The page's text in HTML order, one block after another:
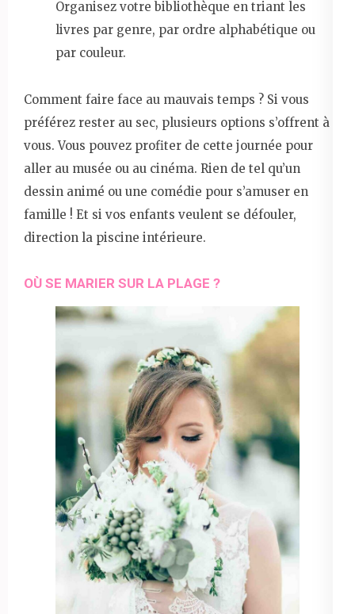
Organisez votre bibliothèque en triant les
livres par genre, par ordre alphabétique ou
par couleur.
Comment faire face au mauvais temps ? Si vous
préférez rester au sec, plusieurs options s’offrent à
vous. Vous pouvez profiter de cette journée pour
aller au musée ou au cinéma. Rien de tel qu’un
dessin animé ou une comédie pour s’amuser en
famille ! Et si vos enfants veulent se défouler,
direction la piscine intérieure.
OÙ SE MARIER SUR LA PLAGE ?